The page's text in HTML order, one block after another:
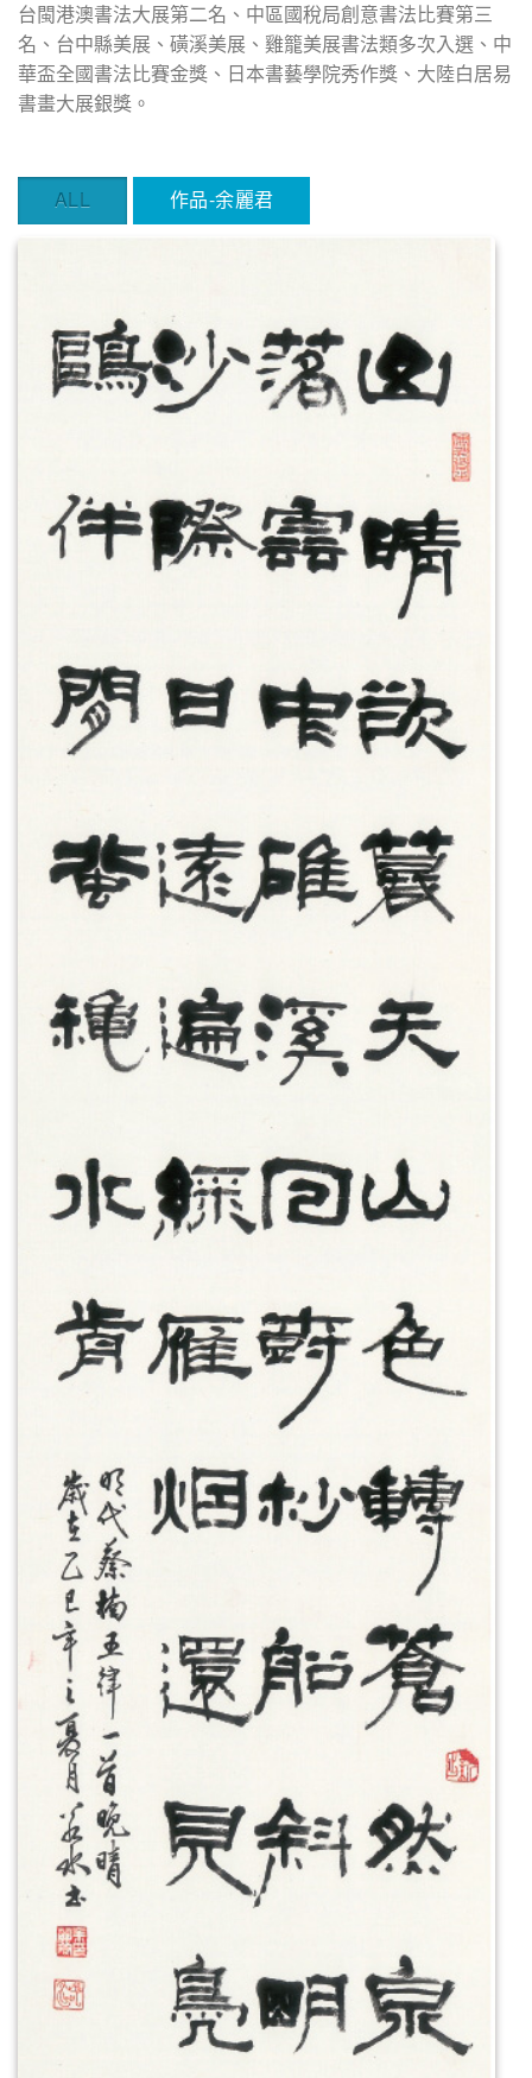
台閩港澳書法大展第二名、中區國稅局創意書法比賽第三
名、台中縣美展、磺溪美展、雞籠美展書法類多次入選、中
華盃全國書法比賽金獎、日本書藝學院秀作獎、大陸白居易
書畫大展銀獎。
ALL 作品-余麗君